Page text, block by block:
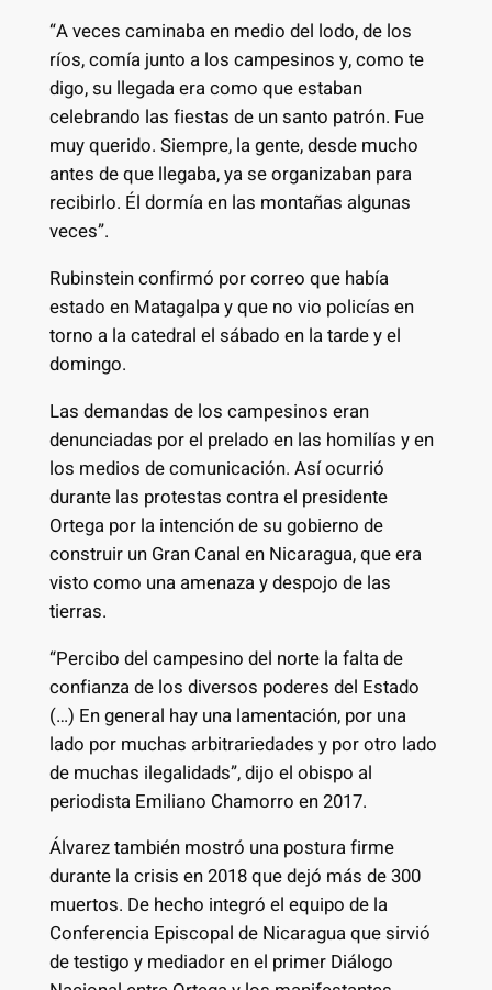
“A veces caminaba en medio del lodo, de los
ríos, comía junto a los campesinos y, como te
digo, su llegada era como que estaban
celebrando las fiestas de un santo patrón. Fue
muy querido. Siempre, la gente, desde mucho
antes de que llegaba, ya se organizaban para
recibirlo. Él dormía en las montañas algunas
veces”.
Rubinstein confirmó por correo que había
estado en Matagalpa y que no vio policías en
torno a la catedral el sábado en la tarde y el
domingo.
Las demandas de los campesinos eran
denunciadas por el prelado en las homilías y en
los medios de comunicación. Así ocurrió
durante las protestas contra el presidente
Ortega por la intención de su gobierno de
construir un Gran Canal en Nicaragua, que era
visto como una amenaza y despojo de las
tierras.
“Percibo del campesino del norte la falta de
confianza de los diversos poderes del Estado
(…) En general hay una lamentación, por una
lado por muchas arbitrariedades y por otro lado
de muchas ilegalidads”, dijo el obispo al
periodista Emiliano Chamorro en 2017.
Álvarez también mostró una postura firme
durante la crisis en 2018 que dejó más de 300
muertos. De hecho integró el equipo de la
Conferencia Episcopal de Nicaragua que sirvió
de testigo y mediador en el primer Diálogo